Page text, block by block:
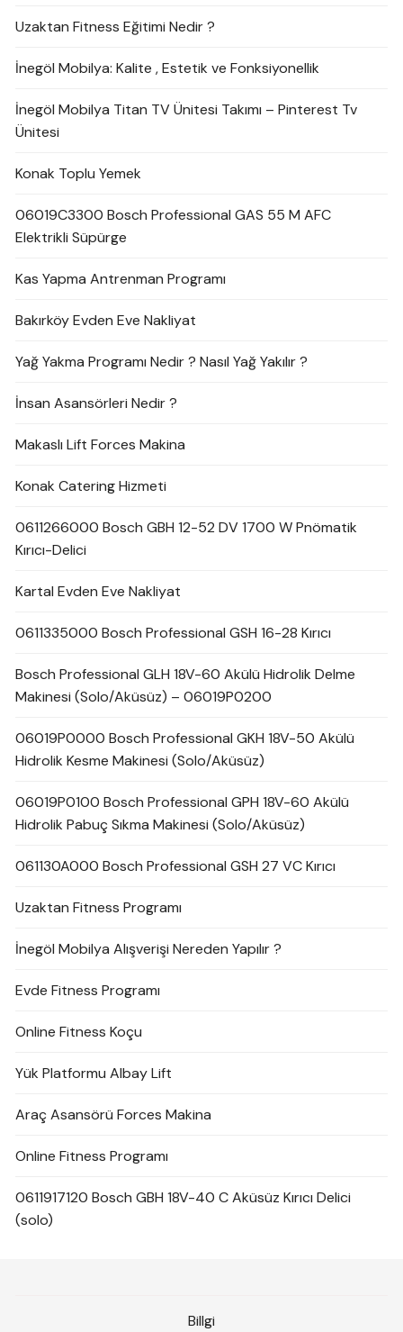
Uzaktan Fitness Eğitimi Nedir ?
İnegöl Mobilya: Kalite , Estetik ve Fonksiyonellik
İnegöl Mobilya Titan TV Ünitesi Takımı – Pinterest Tv
Ünitesi
Konak Toplu Yemek
06019C3300 Bosch Professional GAS 55 M AFC
Elektrikli Süpürge
Kas Yapma Antrenman Programı
Bakırköy Evden Eve Nakliyat
Yağ Yakma Programı Nedir ? Nasıl Yağ Yakılır ?
İnsan Asansörleri Nedir ?
Makaslı Lift Forces Makina
Konak Catering Hizmeti
0611266000 Bosch GBH 12-52 DV 1700 W Pnömatik
Kırıcı-Delici
Kartal Evden Eve Nakliyat
0611335000 Bosch Professional GSH 16-28 Kırıcı
Bosch Professional GLH 18V-60 Akülü Hidrolik Delme
Makinesi (Solo/Aküsüz) – 06019P0200
06019P0000 Bosch Professional GKH 18V-50 Akülü
Hidrolik Kesme Makinesi (Solo/Aküsüz)
06019P0100 Bosch Professional GPH 18V-60 Akülü
Hidrolik Pabuç Sıkma Makinesi (Solo/Aküsüz)
061130A000 Bosch Professional GSH 27 VC Kırıcı
Uzaktan Fitness Programı
İnegöl Mobilya Alışverişi Nereden Yapılır ?
Evde Fitness Programı
Online Fitness Koçu
Yük Platformu Albay Lift
Araç Asansörü Forces Makina
Online Fitness Programı
0611917120 Bosch GBH 18V-40 C Aküsüz Kırıcı Delici
(solo)
Billgi